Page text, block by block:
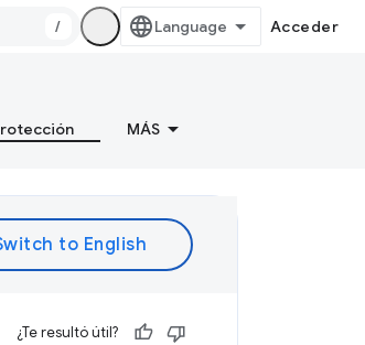
/ Acceder
MÁS
¿Te resultó útil?